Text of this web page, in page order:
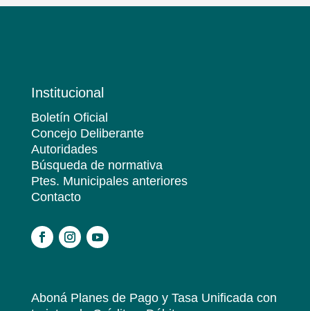
Institucional
Boletín Oficial
Concejo Deliberante
Autoridades
Búsqueda de normativa
Ptes. Municipales anteriores
Contacto
Aboná Planes de Pago y Tasa Unificadacon